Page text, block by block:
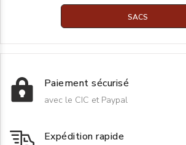
SACS
Paiement sécurisé
avec le CIC et Paypal
Expédition rapide